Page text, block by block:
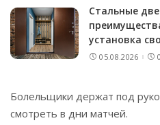
Стальные
установка
05.08.2026
Болельщики держат под
смотреть в дни матчей.